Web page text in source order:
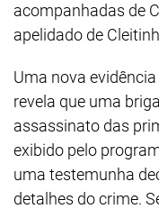
acompanhadas de
apelidado de
Uma nova
revela que uma
assassinato das
exibido pelo
uma testemunha
detalhes do crime.